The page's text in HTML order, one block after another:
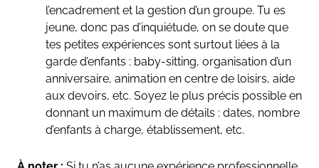
l’encadrement et la gestion d’un groupe. Tu es
jeune, donc pas d’inquiétude, on se doute que
tes petites expériences sont surtout liées à la
garde d’enfants : baby-sitting, organisation d’un
anniversaire, animation en centre de loisirs, aide
aux devoirs, etc. Soyez le plus précis possible en
donnant un maximum de détails : dates, nombre
d’enfants à charge, établissement, etc.